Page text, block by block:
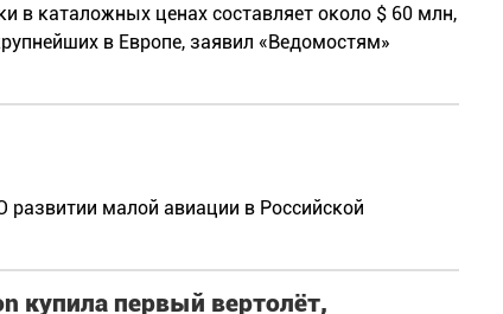
в каталожных ценах составляет около $ 60 млн,
в Европе, заявил «Ведомостям»
развитии малой авиации в Российской
купила первый вертолёт,